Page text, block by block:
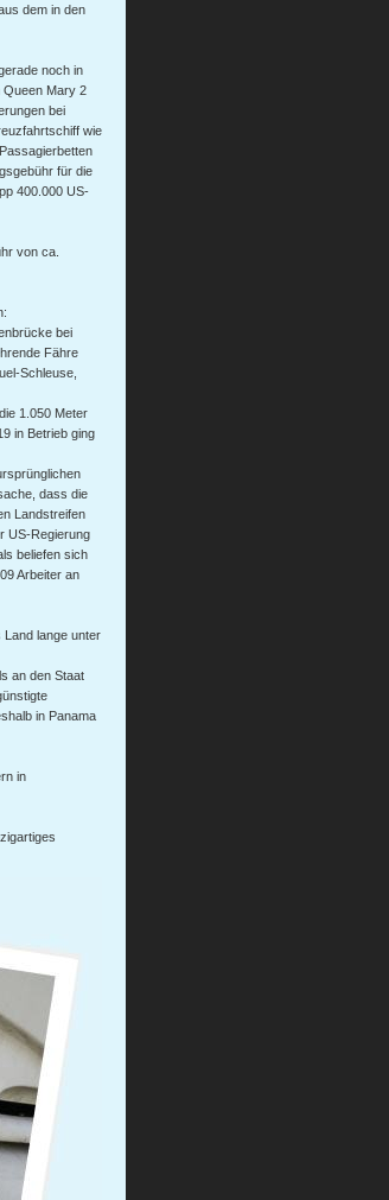
dem in den
noch in
Queen Mary 2
bei
wie
für die
400.000 US-
von ca.
bei
Fähre
Schleuse,
1.050 Meter
in Betrieb ging
dass die
Landstreifen
US-Regierung
beliefen sich
Arbeiter an
Land lange unter
an den Staat
in Panama
in